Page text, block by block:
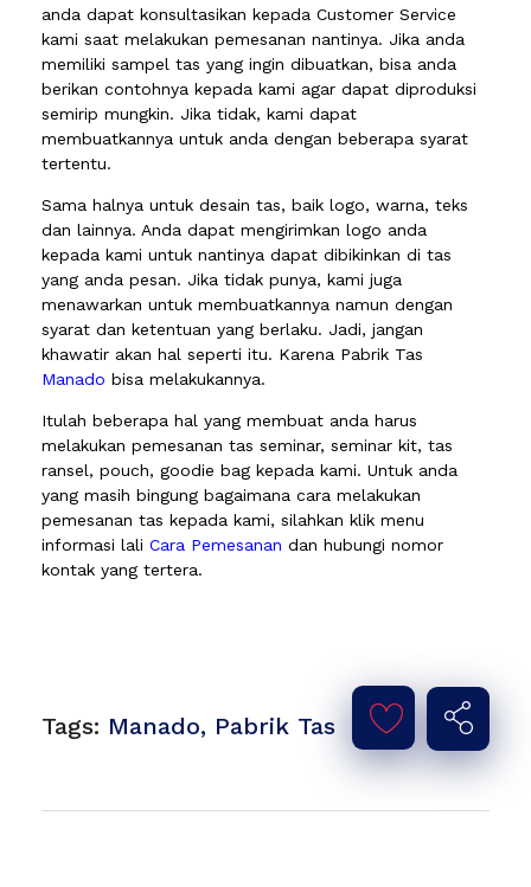
anda dapat konsultasikan kepada Customer Service
kami saat melakukan pemesanan nantinya. Jika anda
memiliki sampel tas yang ingin dibuatkan, bisa anda
berikan contohnya kepada kami agar dapat diproduksi
semirip mungkin. Jika tidak, kami dapat
membuatkannya untuk anda dengan beberapa syarat
tertentu.
Sama halnya untuk desain tas, baik logo, warna, teks
dan lainnya. Anda dapat mengirimkan logo anda
kepada kami untuk nantinya dapat dibikinkan di tas
yang anda pesan. Jika tidak punya, kami juga
menawarkan untuk membuatkannya namun dengan
syarat dan ketentuan yang berlaku. Jadi, jangan
khawatir akan hal seperti itu. Karena Pabrik Tas
Manado bisa melakukannya.
Itulah beberapa hal yang membuat anda harus
melakukan pemesanan tas seminar, seminar kit, tas
ransel, pouch, goodie bag kepada kami. Untuk anda
yang masih bingung bagaimana cara melakukan
pemesanan tas kepada kami, silahkan klik menu
informasi lali Cara Pemesanan dan hubungi nomor
kontak yang tertera.
Tags: Manado, Pabrik Tas